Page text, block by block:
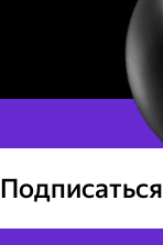
Подписаться